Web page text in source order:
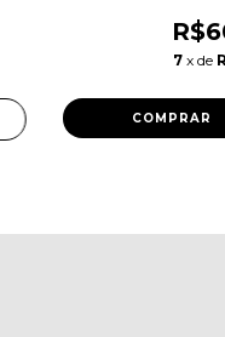
7 x de
COMPRAR